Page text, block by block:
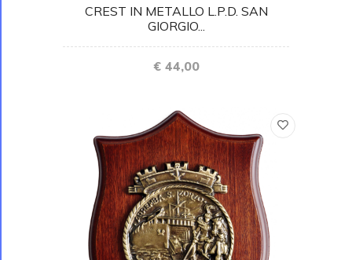
CREST IN METALLO L.P.D. SAN
GIORGIO...
€ 44,00